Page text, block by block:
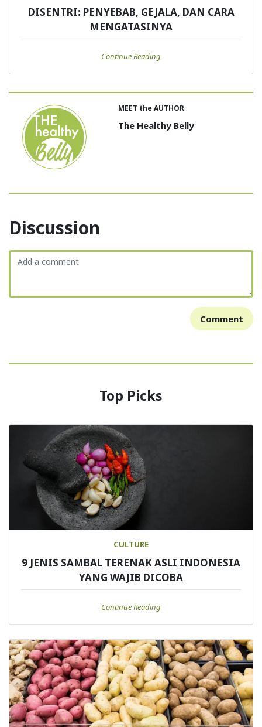
DISENTRI: PENYEBAB, GEJALA, DAN CARA
MENGATASINYA
Continue Reading
MEET the AUTHOR
The Healthy Belly
Discussion
Comment
Top Picks
CULTURE
9 JENIS SAMBAL TERENAK ASLI INDONESIA
YANG WAJIB DICOBA
Continue Reading